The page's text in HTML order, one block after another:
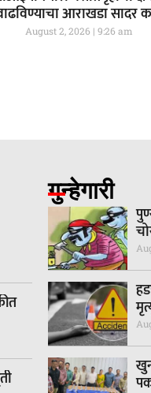
आराखडा सादर
August 2, 2026 9:26 am
गुन्हेगारी